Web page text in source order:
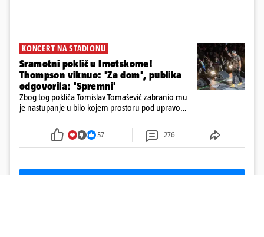
KONCERT NA STADIONU
Sramotni poklič u Imotskome!
Thompson viknuo: 'Za dom', publika
odgovorila: 'Spremni'
Zbog tog pokliča Tomislav Tomašević zabranio mu
je nastupanje u bilo kojem prostoru pod upravom
57 276